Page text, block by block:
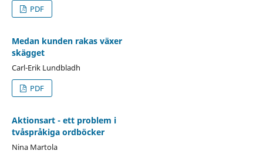
PDF
Medan kunden rakas växer
skägget
Carl-Erik Lundbladh
PDF
Aktionsart - ett problem i
tvåspråkiga ordböcker
Nina Martola